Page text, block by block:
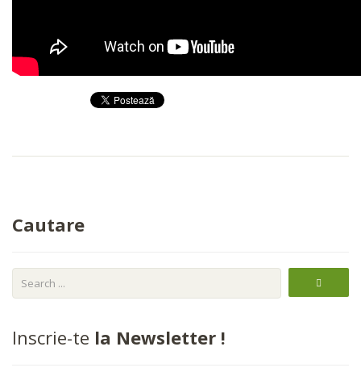
Cautare
Inscrie-te la Newsletter !